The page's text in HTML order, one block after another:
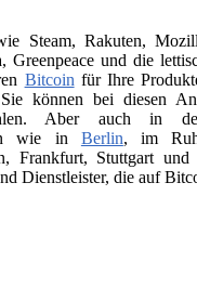
Steam, Rakuten,
Greenpeace und die
Bitcoin für Ihre
können bei diesen
Aber auch in
wie in Berlin, im
Frankfurt, Stuttgart
Dienstleister, die auf